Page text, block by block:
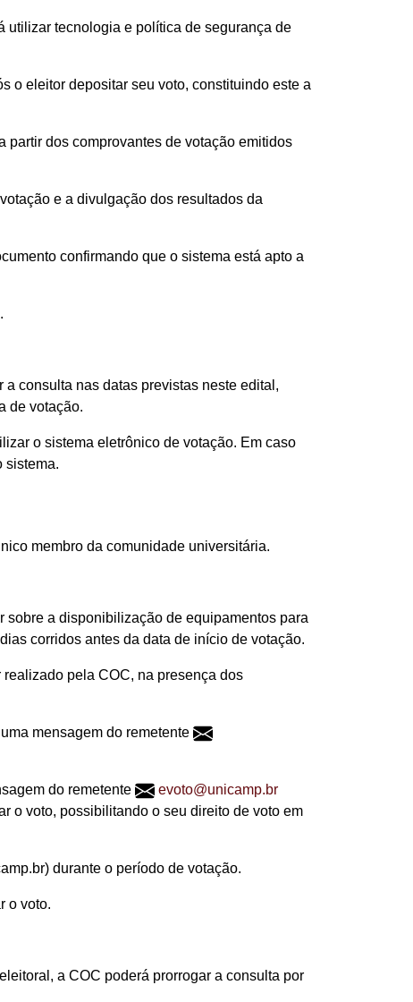
utilizar tecnologia e política de segurança de
o eleitor depositar seu voto, constituindo este a
dos comprovantes de votação emitidos
e a divulgação dos resultados da
confirmando que o sistema está apto a
consulta nas datas previstas neste edital,
de votação.
o sistema eletrônico de votação. Em caso
sistema.
membro da comunidade universitária.
sobre a disponibilização de equipamentos para
corridos antes da data de início de votação.
pela COC, na presença dos
mensagem do remetente
do remetente
evoto@unicamp.br
o voto, possibilitando o seu direito de voto em
durante o período de votação.
o voto.
a COC poderá prorrogar a consulta por